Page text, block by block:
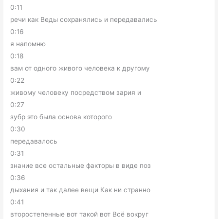
0:11
речи как Веды сохранялись и передавались
0:16
я напомню
0:18
вам от одного живого человека к другому
0:22
живому человеку посредством зария и
0:27
зубр это была основа которого
0:30
передавалось
0:31
знание все остальные факторы в виде поз
0:36
дыхания и так далее вещи Как ни странно
0:41
второстепенные вот такой вот Всё вокруг